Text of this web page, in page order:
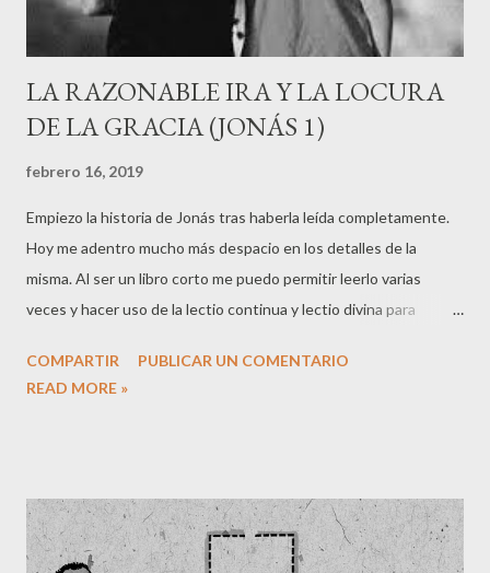
LA RAZONABLE IRA Y LA LOCURA
DE LA GRACIA (JONÁS 1)
febrero 16, 2019
Empiezo la historia de Jonás tras haberla leída completamente.
Hoy me adentro mucho más despacio en los detalles de la
misma. Al ser un libro corto me puedo permitir leerlo varias
veces y hacer uso de la lectio continua y lectio divina para
a Dios, conocerle más y obedecerle. En el primer capítulo Dios
ciudad de Nínive y proclama contra ella que su maldad ha llegado
hasta mi presencia». Jonás se fue, pero en dirección a Tarsis,
COMPARTIR
PUBLICAR UN COMENTARIO
READ MORE »